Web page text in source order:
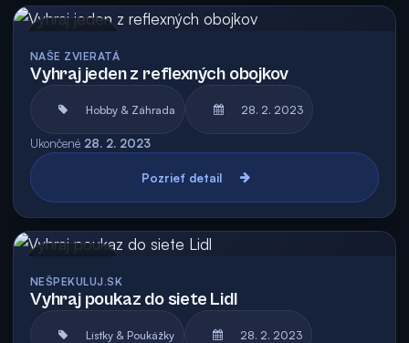
NAŠE ZVIERATÁ
Vyhraj jeden z reflexných obojkov
Hobby & Záhrada 28. 2. 2023
Ukončené 28. 2. 2023
Pozrieť detail
NEŠPEKULUJ.SK
Vyhraj poukaz do siete Lidl
Lístky & Poukážky 28. 2. 2023